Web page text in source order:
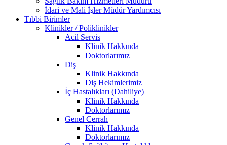
İdari ve Mali İşler Müdür Yardımcısı
Tıbbi Birimler
Klinikler / Poliklinikler
Acil Servis
Klinik Hakkında
Doktorlarımız
Diş
Klinik Hakkında
Diş Hekimlerimiz
İç Hastalıkları (Dahiliye)
Klinik Hakkında
Doktorlarımız
Genel Cerrah
Klinik Hakkında
Doktorlarımız